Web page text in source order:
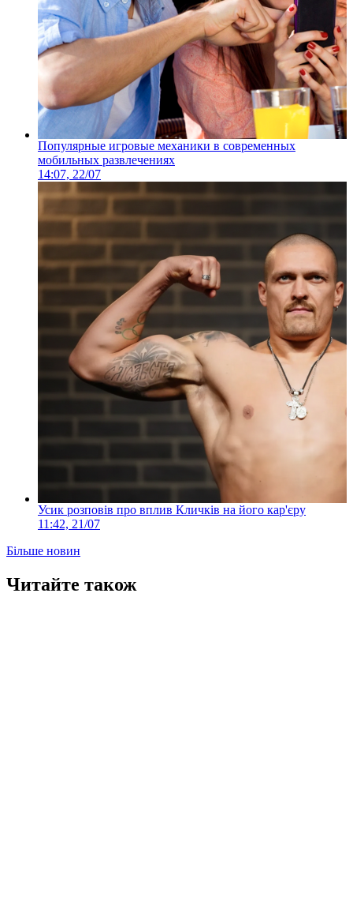
Популярные игровые механики в современных
мобильных развлечениях
14:07, 22/07
Усик розповів про вплив Кличків на його кар'єру
11:42, 21/07
Більше новин
Читайте також